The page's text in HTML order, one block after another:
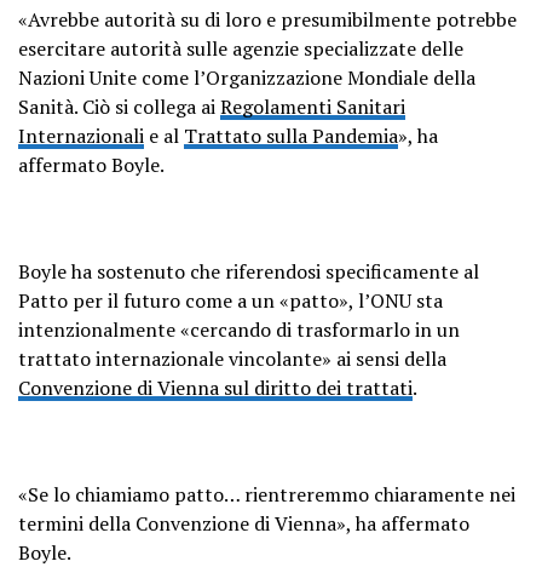
«Avrebbe autorità su di loro e presumibilmente potrebbe
esercitare autorità sulle agenzie specializzate delle
Nazioni Unite come l’Organizzazione Mondiale della
Sanità. Ciò si collega aiRegolamenti Sanitari
Internazionali e al Trattato sulla Pandemia», ha
affermato Boyle.
Boyle ha sostenuto che riferendosi specificamente al
Patto per il futuro come a un «patto», l’ONU sta
intenzionalmente «cercando di trasformarlo in un
trattato internazionale vincolante» ai sensi della
Convenzione di Vienna sul diritto dei trattati.
«Se lo chiamiamo patto… rientreremmo chiaramente nei
termini della Convenzione di Vienna», ha affermato
Boyle.